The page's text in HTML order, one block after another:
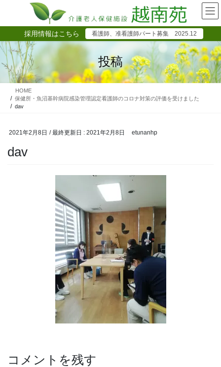
テ
ツ
に
移
ゲ
シ
ョ
ン
採用情報はこちら 看護師、准看護師パート募集 2025.12
投稿
HOME
保健所・魚沼基幹病院感染管理認定看護師のコロナ対策の評価を受けました
dav
2021年2月8日 / 最終更新日 : 2021年2月8日 etunanhp
dav
コメントを残す